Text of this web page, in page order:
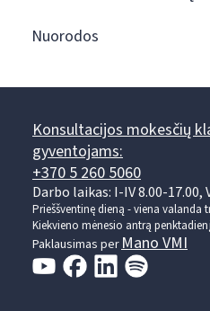
Nuorodos
Konsultacijos mokesčių
gyventojams:
+370 5 260 5060
Darbo laikas: I-IV 8.00-17.00,
Prieššventinę dieną - viena valanda
Kiekvieno mėnesio antrą
Paklausimas perMano VMI